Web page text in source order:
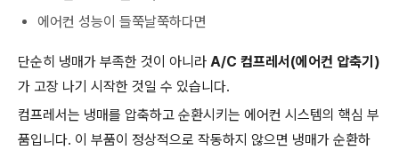
에어컨 성능이 들쭉날쭉하다면
단순히 냉매가 부족한 것이 아니라 A/C 컴프레서(에어컨 압축기)
가 고장 나기 시작한 것일 수 있습니다.
컴프레서는 냉매를 압축하고 순환시키는 에어컨 시스템의 핵심 부
품입니다. 이 부품이 정상적으로 작동하지 않으면 냉매가 순환하